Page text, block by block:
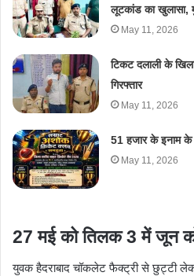
लूटकांड का खुलासा,
May 11, 2026
टिकट दलाली के
गिरफ्तार
May 11, 2026
51 हजार के इनाम के
May 11, 2026
27 मई को तिलक 3 में जून
युवक हैदराबाद चॉकलेट फैक्ट्री से छुट्टी